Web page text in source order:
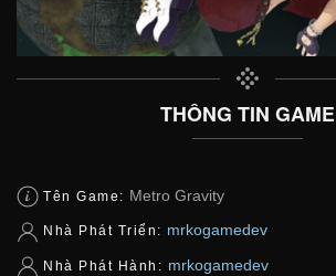
THÔNG TIN GAME
Tên Game: Metro Gravity
Nhà Phát Triển: mrkogamedev
Nhà Phát Hành: mrkogamedev